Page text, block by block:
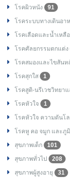
โรคผิวหนัง
91
โรคระบบทางเดินอา
โรคเลือดและน้ำเหลือ
โรคศัลยกรรมตกแต่ง
โรคสมองและไขสันห
โรคสุกใส
1
โรคสูติ-นรีเวชวิทยา
โรคหัวใจ
1
โรคหัวใจ ความดันโ
โรคหู คอ จมูก และภู
สุขภาพเด็ก
101
สุขภาพทั่วไป
208
สุขภาพผู้สูงอายุ
31